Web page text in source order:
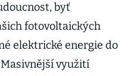
byť
fotovoltaických
elektrické energie do
využití